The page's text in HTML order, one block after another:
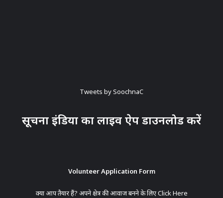
Tweets by SoochnaC
सूचना इंडिया का लाइव ऐप डाउनलोड करें
Volunteer Application Form
क्या आप तैयार हैं? अपने क्षेत्र की आवाज बनने के लिएClick Here